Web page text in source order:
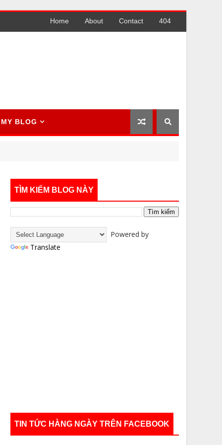
Home About Contact 404
MY BLOG
TÌM KIẾM BLOG NÀY
Powered by
Translate
TIN TỨC HÀNG NGÀY TRÊN FACEBOOK